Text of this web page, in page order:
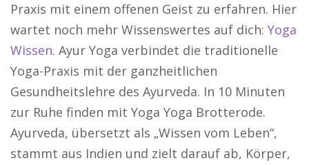
Praxis mit einem offenen Geist zu erfahren. Hier
wartet noch mehr Wissenswertes auf dich: Yoga
Wissen. Ayur Yoga verbindet die traditionelle
Yoga-Praxis mit der ganzheitlichen
Gesundheitslehre des Ayurveda. In 10 Minuten
zur Ruhe finden mit Yoga Yoga Brotterode.
Ayurveda, übersetzt als „Wissen vom Leben“,
stammt aus Indien und zielt darauf ab, Körper,